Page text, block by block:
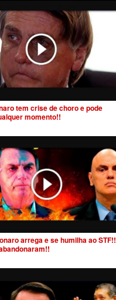
tem crise de choro e pode
momento!!
arrega e se humilha ao STF!!